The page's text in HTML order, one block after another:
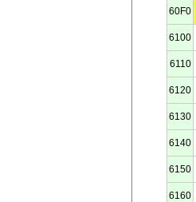
60F0
6100
6110
6120
6130
6140
6150
6160